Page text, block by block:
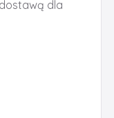
dla